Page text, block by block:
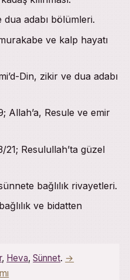
adabı bölümleri.
ve kalp hayatı
Din, zikir ve dua adabı
Allah’a, Resule ve emir
21; Resulullah’ta güzel
bağlılık rivayetleri.
ve bidatten
, Heva,Sünnet. →